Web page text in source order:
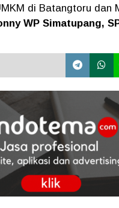
di Batangtoru dan
WP Simatupang,